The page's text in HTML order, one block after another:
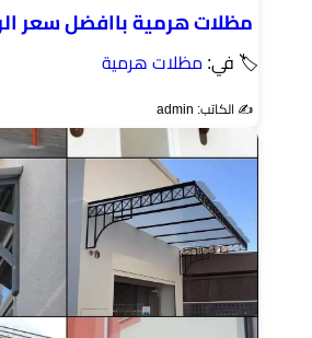
مظلات هرمية باافضل سعر
🏷 في: مظلات هرمية
✍️ الكاتب: admin